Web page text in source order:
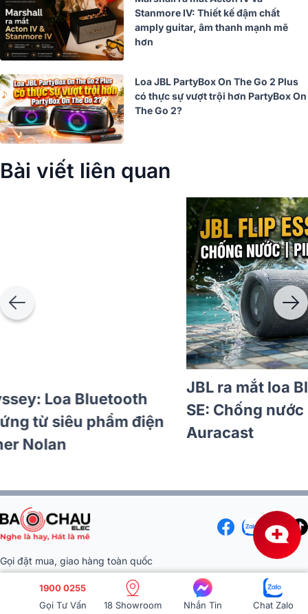
Stanmore IV: Thiết kế đậm chất
amply guitar, âm thanh mạnh mẽ
hơn
Loa JBL PartyBox On The Go 2 Plus
có thực sự vượt trội hơn PartyBox On
The Go 2?
Bài viết liên quan
Klipsch x The Odyssey: Loa Bluetooth
giới hạn lấy cảm hứng từ siêu phẩm điện
ảnh của Christopher Nolan
Gọi đặt mua, giao hàng toàn quốc
(08:00 - 21:00)
Khiếu nại, hỗ trợ khách hàng:
1900 0255
Gọi Tư Vấn
18 Showroom Nhắn Tin Chat Zalo